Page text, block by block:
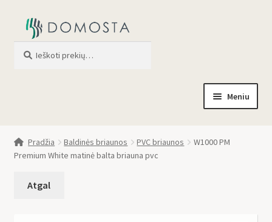
Meniu
Parduotuvė
Apie mus
Pradžia Baldinės briaunos PVC briaunos
W1000 PM
Premium White matinė balta briauna pvc